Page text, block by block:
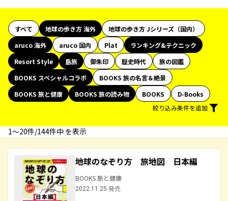
すべて 地球の歩き方 海外
地球の歩き方 Jシリーズ（国内）
aruco 海外
aruco 国内 Plat
ランキング&テクニック
Resort Style
島旅 御朱印 歴史時代
旅の図鑑
BOOKS スペシャルコラボ
BOOKS 旅の名言＆絶景
BOOKS 旅と健康
BOOKS 旅の読み物 BOOKS
D-Books
絞り込み条件を追加
1〜20件/144件中 を表示
地球のなぞり方 旅地図 日本編
BOOKS 旅と健康
2022.11.25 発売